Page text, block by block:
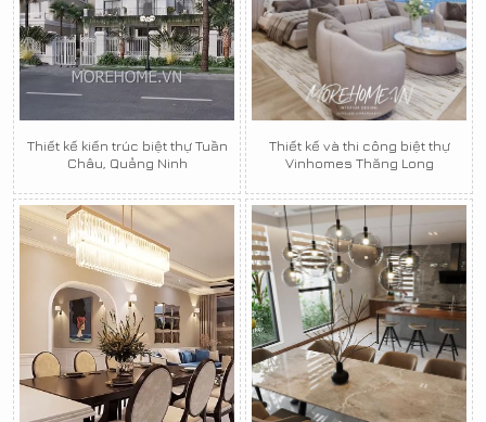
Thiết kế kiến trúc biệt thự Tuần
Châu, Quảng Ninh
Thiết kế và thi công biệt thự
Vinhomes Thăng Long